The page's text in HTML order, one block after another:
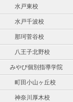
水戸東校
水戸千波校
那珂菅谷校
八王子北野校
みやび個別指導学院
町田小山ヶ丘校
神奈川厚木校